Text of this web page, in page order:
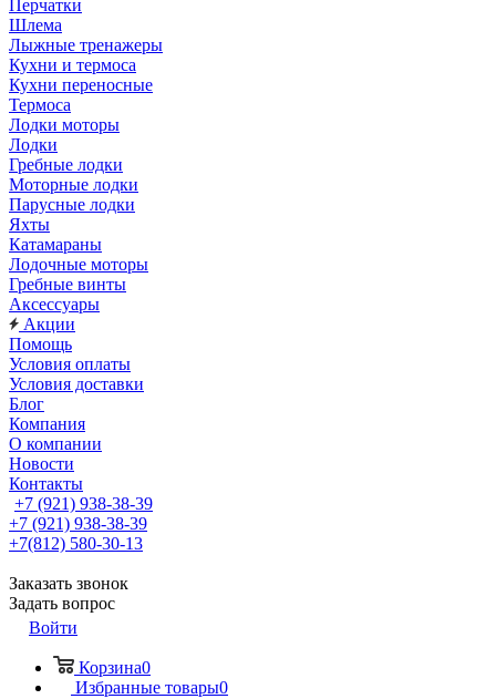
Перчатки
Шлема
Лыжные тренажеры
Кухни и термоса
Кухни переносные
Термоса
Лодки моторы
Лодки
Гребные лодки
Моторные лодки
Парусные лодки
Яхты
Катамараны
Лодочные моторы
Гребные винты
Аксессуары
Акции
Помощь
Условия оплаты
Условия доставки
Блог
Компания
О компании
Новости
Контакты
+7 (921) 938-38-39
+7 (921) 938-38-39
+7(812) 580-30-13
Заказать звонок
Задать вопрос
Войти
Корзина0
Избранные товары0